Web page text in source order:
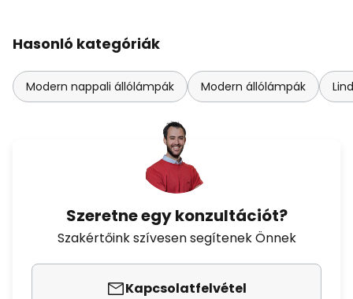
Hasonló kategóriák
Modern nappali állólámpák Modern állólámpák
Szeretne egy konzultációt?
Szakértőink szívesen segítenek Önnek
Kapcsolatfelvétel